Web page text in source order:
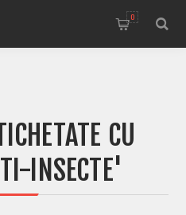
0
CU
INSECTE'